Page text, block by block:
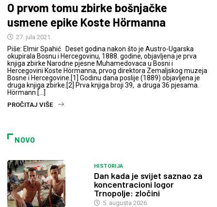
O prvom tomu zbirke bošnjačke
usmene epike Koste Hörmanna
27. jula 2021.
Piše: Elmir Spahić Deset godina nakon što je Austro-Ugarska
okupirala Bosnu i Hercegovinu, 1888. godine, objavljena je prva
knjiga zbirke Narodne pjesne Muhamedovaca u Bosni i
Hercegovini Koste Hörmanna, prvog direktora Zemaljskog muzeja
Bosne i Hercegovine.[1] Godinu dana poslije (1889) objavljena je
druga knjiga zbirke.[2] Prva knjiga broji 39, a druga 36 pjesama.
Hörmann […]
PROČITAJ VIŠE
NOVO
HISTORIJA
Dan kada je svijet saznao za
koncentracioni logor
Trnopolje: zločini
5. augusta 2026.